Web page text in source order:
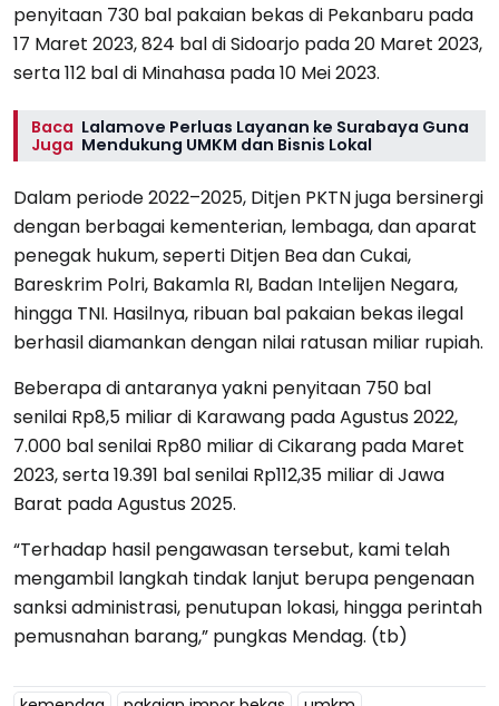
penyitaan 730 bal pakaian bekas di Pekanbaru pada
17 Maret 2023, 824 bal di Sidoarjo pada 20 Maret 2023,
serta 112 bal di Minahasa pada 10 Mei 2023.
Baca
Juga
Lalamove Perluas Layanan ke Surabaya Guna
Mendukung UMKM dan Bisnis Lokal
Dalam periode 2022–2025, Ditjen PKTN juga bersinergi
dengan berbagai kementerian, lembaga, dan aparat
penegak hukum, seperti Ditjen Bea dan Cukai,
Bareskrim Polri, Bakamla RI, Badan Intelijen Negara,
hingga TNI. Hasilnya, ribuan bal pakaian bekas ilegal
berhasil diamankan dengan nilai ratusan miliar rupiah.
Beberapa di antaranya yakni penyitaan 750 bal
senilai Rp8,5 miliar di Karawang pada Agustus 2022,
7.000 bal senilai Rp80 miliar di Cikarang pada Maret
2023, serta 19.391 bal senilai Rp112,35 miliar di Jawa
Barat pada Agustus 2025.
“Terhadap hasil pengawasan tersebut, kami telah
mengambil langkah tindak lanjut berupa pengenaan
sanksi administrasi, penutupan lokasi, hingga perintah
pemusnahan barang,” pungkas Mendag. (tb)